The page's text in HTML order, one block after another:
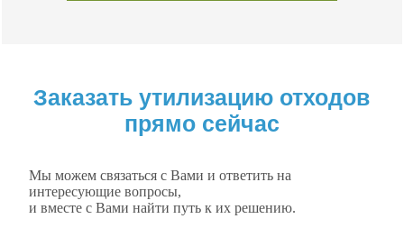
Заказать утилизацию отходов
прямо сейчас
Мы можем связаться с Вами и ответить на
интересующие вопросы,
и вместе с Вами найти путь к их решению.